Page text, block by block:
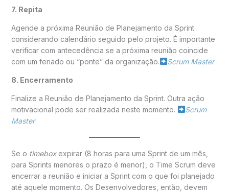
7. Repita
Agende a próxima Reunião de Planejamento da Sprint
considerando calendário seguido pelo projeto. É importante
verificar com antecedência se a próxima reunião coincide
com um feriado ou “ponte” da organização.
Scrum Master
8. Encerramento
Finalize a Reunião de Planejamento da Sprint. Outra ação
motivacional pode ser realizada neste momento.
Scrum
Master
Se o timeboxexpirar (8 horas para uma Sprint de um mês,
para Sprints menores o prazo é menor), o Time Scrum deve
encerrar a reunião e iniciar a Sprint com o que foi planejado
até aquele momento. Os Desenvolvedores, então, devem